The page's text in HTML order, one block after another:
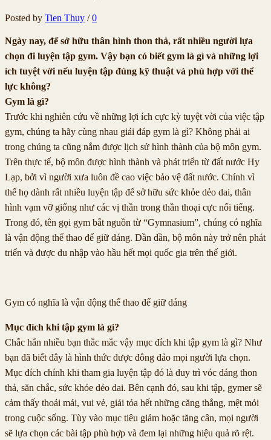
Posted by Tien Thuy / 0
Ngày nay, để sở hữu thân hình thon thả, rất nhiều người lựa
chọn đi luyện tập gym. Vậy bạn có biết gym là gì và những lợi
ích tuyệt vời nếu luyện tập đúng kỹ thuật và phù hợp với thể
lực không?
Gym là gì?
Trước khi nghiên cứu về những lợi ích cực kỳ tuyệt vời của việc tập
gym, chúng ta hãy cùng nhau giải đáp gym là gì? Không phải ai
trong chúng ta cũng nắm được lịch sử hình thành của bộ môn gym.
Trên thực tế, bộ môn được hình thành và phát triển từ đất nước Hy
Lạp, bởi vì người xưa luôn đề cao việc bảo vệ đất nước. Chính vì
thế họ dành rất nhiều luyện tập để sở hữu sức khỏe dẻo dai, thân
hình vạm vỡ giống như các vị thần trong thần thoại cực nổi tiếng.
Trong đó, tên gọi gym bắt nguồn từ “Gymnasium”, chúng có nghĩa
là vận động thể thao để giữ dáng. Dần dần, bộ môn này trở nên phát
triển và được du nhập vào hầu hết mọi quốc gia trên thế giới.
Gym có nghĩa là vận động thể thao để giữ dáng
Mục đích khi tập gym là gì?
Chắc hẳn nhiều bạn thắc mắc vậy mục đích khi tập gym là gì? Như
bạn đã biết đây là hình thức được đông đảo mọi người lựa chọn.
Mục đích chính khi tham gia luyện tập đó là duy trì vóc dáng thon
thả, săn chắc, sức khỏe dẻo dai. Bên cạnh đó, sau khi tập, gymer sẽ
cảm thấy thoải mái, vui vẻ, giải tỏa hết những căng thẳng, mệt mỏi
trong cuộc sống. Tùy vào mục tiêu giảm hoặc tăng cân, mọi người
sẽ lựa chọn các bài tập phù hợp và đem lại những hiệu quả rõ rệt.